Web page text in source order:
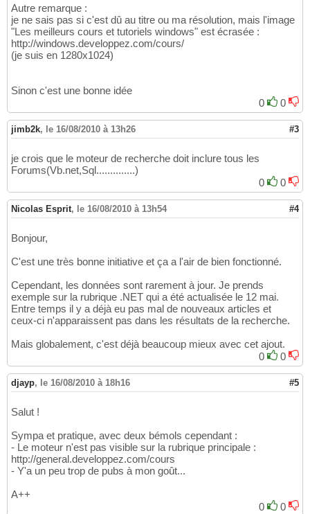
Autre remarque :
je ne sais pas si c'est dû au titre ou ma résolution, mais l'image
"Les meilleurs cours et tutoriels windows" est écrasée :
http://windows.developpez.com/cours/
(je suis en 1280x1024)
Sinon c'est une bonne idée
0
0
jimb2k, le 16/08/2010 à 13h26 #3
je crois que le moteur de recherche doit inclure tous les
Forums(Vb.net,Sql..............)
0
0
Nicolas Esprit, le 16/08/2010 à 13h54 #4
Bonjour,
C'est une très bonne initiative et ça a l'air de bien fonctionné.
Cependant, les données sont rarement à jour. Je prends
exemple sur la rubrique .NET qui a été actualisée le 12 mai.
Entre temps il y a déjà eu pas mal de nouveaux articles et
ceux-ci n'apparaissent pas dans les résultats de la recherche.
Mais globalement, c'est déjà beaucoup mieux avec cet ajout.
0
0
djayp, le 16/08/2010 à 18h16 #5
Salut !
Sympa et pratique, avec deux bémols cependant :
- Le moteur n'est pas visible sur la rubrique principale :
http://general.developpez.com/cours
- Y'a un peu trop de pubs à mon goût...
A++
0
0